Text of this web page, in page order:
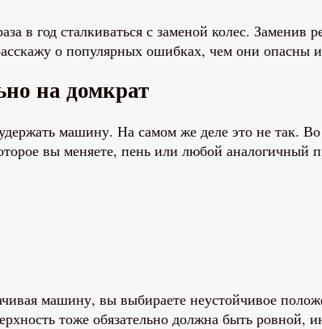
в год сталкиваться с заменой колес.
о популярных ошибках, чем они опасны
на домкрат
машину. На самом же деле это не так.
вы меняете, пень или любой аналогичный
машину, вы выбираете неустойчивое
тоже обязательно должна быть